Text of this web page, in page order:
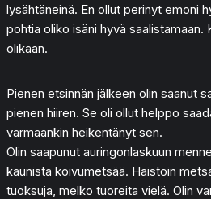
lysähtäneinä. En ollut perinyt emoni
pohtia oliko isäni hyvä saalistamaan.
olikaan.
Pienen etsinnän jälkeen olin saanut
pienen hiiren. Se oli ollut helppo
varmaankin heikentänyt sen.
Olin saapunut auringonlaskuun
kaunista koivumetsää. Haistoin
tuoksuja, melko tuoreita vielä. Olin